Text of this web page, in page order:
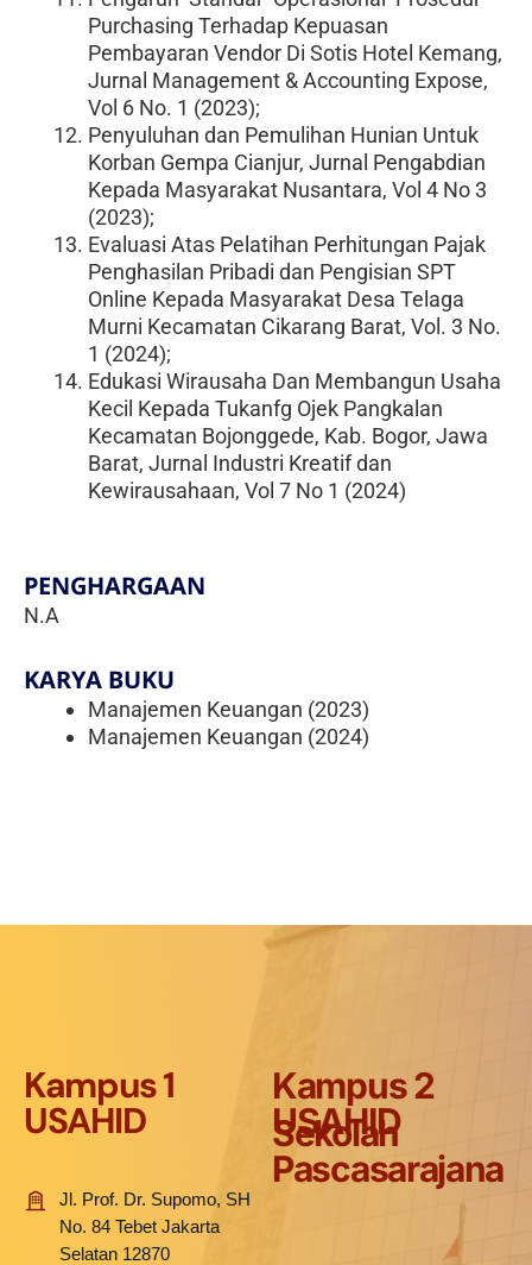
Purchasing Terhadap Kepuasan
Pembayaran Vendor Di Sotis Hotel Kemang,
Jurnal Management & Accounting Expose,
Vol 6 No. 1 (2023);
Penyuluhan dan Pemulihan Hunian Untuk
Korban Gempa Cianjur, Jurnal Pengabdian
Kepada Masyarakat Nusantara, Vol 4 No 3
(2023);
Evaluasi Atas Pelatihan Perhitungan Pajak
Penghasilan Pribadi dan Pengisian SPT
Online Kepada Masyarakat Desa Telaga
Murni Kecamatan Cikarang Barat, Vol. 3 No.
1 (2024);
Edukasi Wirausaha Dan Membangun Usaha
Kecil Kepada Tukanfg Ojek Pangkalan
Kecamatan Bojonggede, Kab. Bogor, Jawa
Barat, Jurnal Industri Kreatif dan
Kewirausahaan, Vol 7 No 1 (2024)
PENGHARGAAN
N.A
KARYA BUKU
Manajemen Keuangan (2023)
Manajemen Keuangan (2024)
Kampus 1
USAHID
Jl. Prof. Dr. Supomo, SH
No. 84 Tebet Jakarta
Selatan 12870
Kampus 2
USAHID
Sekolah
Pascasarajana